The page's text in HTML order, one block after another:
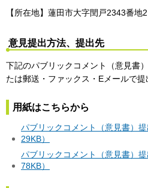
【所在地】蓮田市大字閏戸2343番
意見提出方法、提出先
下記のパブリックコメント（意見書
たは郵送・ファックス・Eメールで提
用紙はこちらから
パブリックコメント（意見書）提
29KB）
パブリックコメント（意見書）提
78KB）